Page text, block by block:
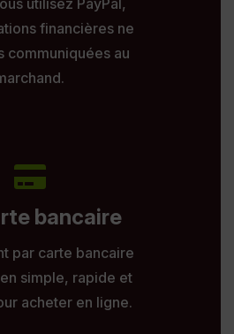
financières ne
communiquées au
bancaire
par carte bancaire
simple, rapide et
acheter en ligne.